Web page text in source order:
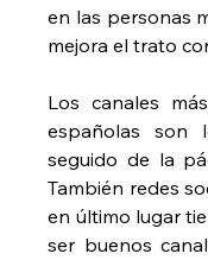
en las personas
mejora el trato
Los canales
españolas son
seguido de la
También redes
en último lugar
ser buenos